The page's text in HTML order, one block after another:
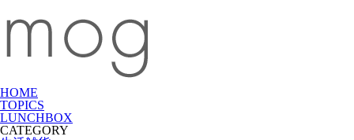
HOME
TOPICS
LUNCHBOX
CATEGORY